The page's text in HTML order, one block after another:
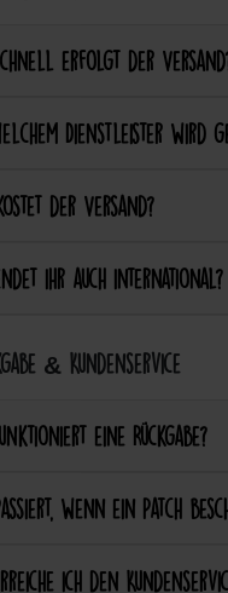
erfolgt der
Dienstleister wird
der Versand?
ihr auch international?
& Kundenservice
eine Rückgabe?
wenn ein Patch
ich den